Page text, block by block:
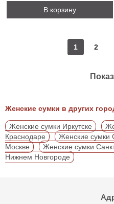
В корзину
1 2
Женские сумки в других
Женские сумки Иркутске
Краснодаре
Женские сумки
Москве
Женские сумки
Нижнем Новгороде